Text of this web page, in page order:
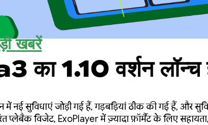
खबरें
1.10 वर्शन लॉन्च
में नई सुविधाएं जोड़ी गई हैं, गड़बड़ियां ठीक की गई हैं, और
प्लेबैक विजेट, ExoPlayer में ज़्यादा फ़ॉर्मैट के लिए